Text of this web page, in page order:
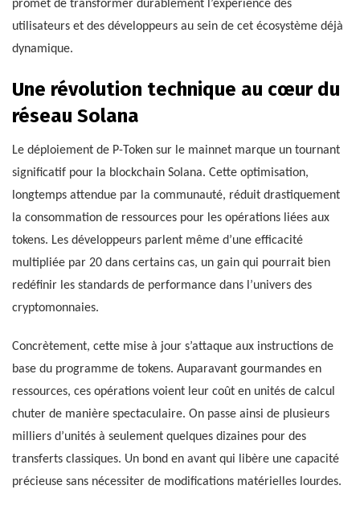
promet de transformer durablement l’expérience des
utilisateurs et des développeurs au sein de cet écosystème déjà
dynamique.
Une révolution technique au cœur du
réseau Solana
Le déploiement de P-Token sur le mainnet marque un tournant
significatif pour la blockchain Solana. Cette optimisation,
longtemps attendue par la communauté, réduit drastiquement
la consommation de ressources pour les opérations liées aux
tokens. Les développeurs parlent même d’une efficacité
multipliée par 20 dans certains cas, un gain qui pourrait bien
redéfinir les standards de performance dans l’univers des
cryptomonnaies.
Concrètement, cette mise à jour s’attaque aux instructions de
base du programme de tokens. Auparavant gourmandes en
ressources, ces opérations voient leur coût en unités de calcul
chuter de manière spectaculaire. On passe ainsi de plusieurs
milliers d’unités à seulement quelques dizaines pour des
transferts classiques. Un bond en avant qui libère une capacité
précieuse sans nécessiter de modifications matérielles lourdes.